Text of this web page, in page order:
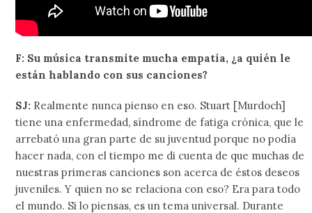
F: Su música transmite mucha empatía, ¿a quién le
están hablando con sus canciones?
SJ: Realmente nunca pienso en eso. Stuart [Murdoch]
tiene una enfermedad, síndrome de fatiga crónica, que le
arrebató una gran parte de su juventud porque no podía
hacer nada, con el tiempo me di cuenta de que muchas de
nuestras primeras canciones son acerca de éstos deseos
juveniles. Y quien no se relaciona con eso? Era para todo
el mundo. Si lo piensas, es un tema universal. Durante